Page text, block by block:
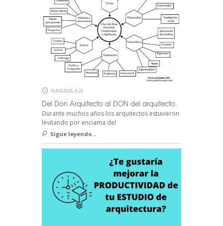
16/04/2026, 8:26
Del Don Arquitecto al DON del arquitecto.
Durante muchos años los arquitectos estuvieron
levitando por enciama del
Sigue leyendo...